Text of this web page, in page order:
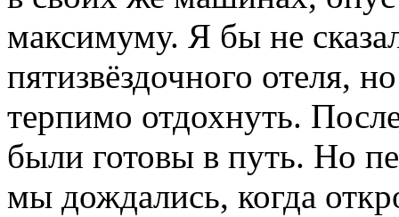
максимуму. Я бы не
пятизвёздочного отеля,
терпимо отдохнуть.
были готовы в путь. Но
мы дождались, когда